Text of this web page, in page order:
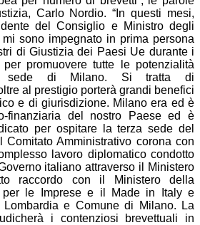
Carlo Nordio. “In questi mesi,
del Consiglio e Ministro degli
mi sono impegnato in prima persona
di Giustizia dei Paesi Ue durante i
promuovere tutte le potenzialità
sede di Milano. Si tratta di
al prestigio porterà grandi benefici
e di giurisdizione. Milano era ed è
finanziaria del nostro Paese ed è
per ospitare la terza sede del
Comitato Amministrativo corona con
lavoro diplomatico condotto
italiano attraverso il Ministero
raccordo con il Ministero della
per le Imprese e il Made in Italy e
Lombardia e Comune di Milano. La
i contenziosi brevettuali in